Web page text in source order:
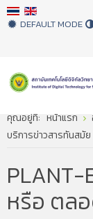
DEFAULT MODE
คุณอยู่ที่: หน้าแรก
บริการข่าวสารทันสมัย
PLANT-
หรือ ตล